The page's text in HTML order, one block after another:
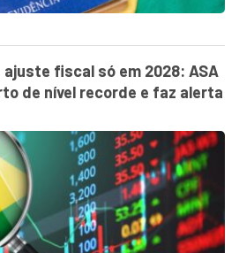
ajuste fiscal só em 2028: ASA
de nível recorde e faz alerta